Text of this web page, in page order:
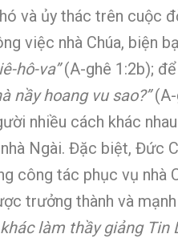
và ủy thác trên cuộc
việc nhà Chúa, biện
hô-va”(A-ghê 1:2b);
nầy hoang vu sao?”(A-
nhiều cách khác
Ngài. Đặc biệt, Đức
công tác phục vụ nhà
trưởng thành và
làm thầy giảng Tin